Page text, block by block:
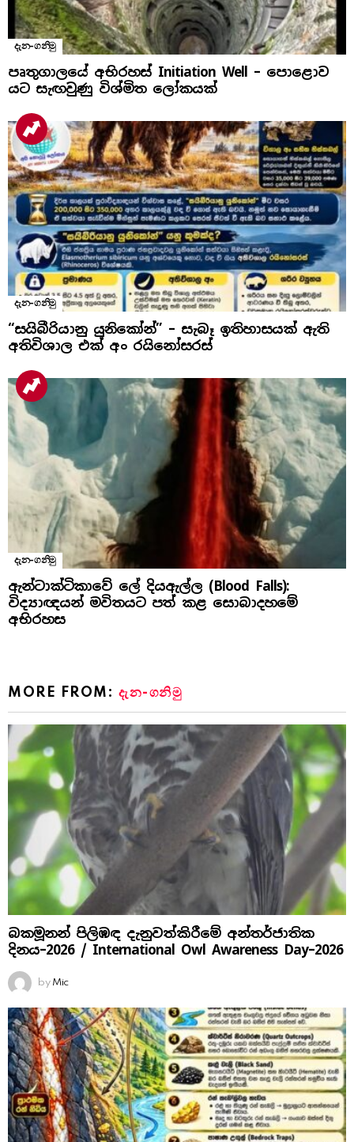
දැන-ගනිමු
පෘතුගාලයේ අභිරහස් Initiation Well – පොළොව
යට සැඟවුණු විශ්මිත ලෝකයක්
දැන-ගනිමු
“සයිබීරියානු යුනිකෝන්” – සැබෑ ඉතිහාසයක් ඇති
අතිවිශාල එක් අං රයිනෝසරස්
දැන-ගනිමු
ඇන්ටාක්ටිකාවේ ලේ දියඇල්ල (Blood Falls):
විද්‍යාඥයන් මවිතයට පත් කළ සොබාදහමේ
අභිරහස
MORE FROM:දැන-ගනිමු
බකමූනන් පිලිඹඳ දැනුවත්කිරීමේ අන්තර්ජාතික
දිනය​–2026 / International Owl Awareness Day–2026
by Mic